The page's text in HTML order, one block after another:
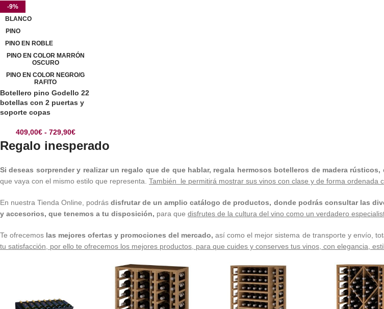
-9%
BLANCO
PINO
PINO EN ROBLE
PINO EN COLOR MARRÓN
OSCURO
PINO EN COLOR NEGRO/G
RAFITO
Botellero pino Godello 22
botellas con 2 puertas y
soporte copas
409,00€ - 729,90€
Regalo inesperado
Si deseas sorprender y realizar un regalo que de que hablar, regala hermosos botelleros de madera rústicos,
que vaya con el mismo estilo que representa. También le permitirá mostrar sus vinos con clase y de forma ordenada
En nuestra Tienda Online, podrásdisfrutar de un amplio catálogo de productos, donde podrás consultar las
y accesorios, que tenemos a tu disposición, para que disfrutes de la cultura del vino como un verdadero
Te ofrecemos las mejores ofertas y promociones del mercado, así como el mejor sistema de transporte y envío,
tu satisfacción, por ello te ofrecemos los mejores productos, para que cuides y conserves tus vinos, con elegancia,